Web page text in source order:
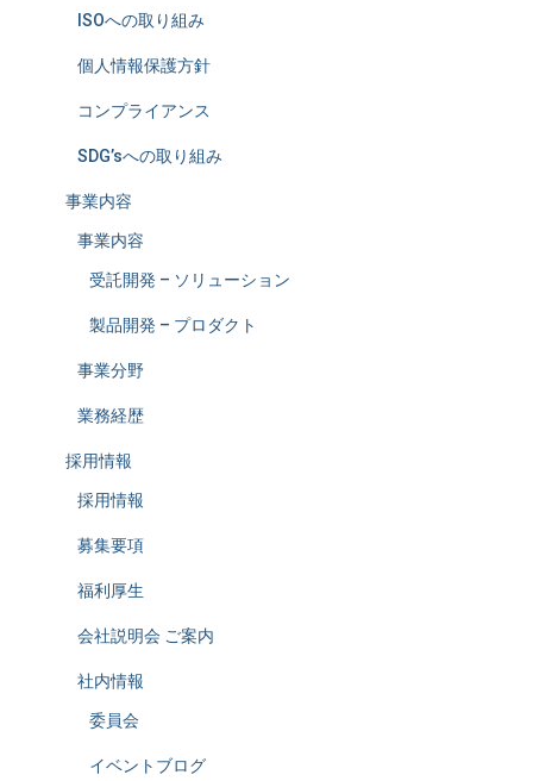
ISOへの取り組み
個人情報保護方針
コンプライアンス
SDG’sへの取り組み
事業内容
事業内容
受託開発 – ソリューション
製品開発 – プロダクト
事業分野
業務経歴
採用情報
採用情報
募集要項
福利厚生
会社説明会 ご案内
社内情報
委員会
イベントブログ